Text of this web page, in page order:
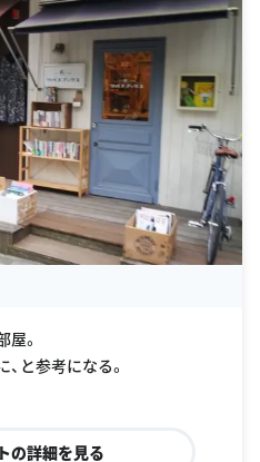
。
と参考になる。
の詳細を見る